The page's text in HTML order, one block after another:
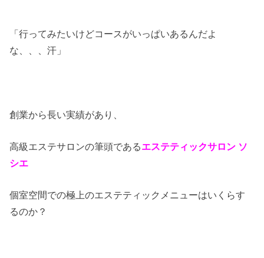
「行ってみたいけどコースがいっぱいあるんだよ
な、、、汗」
創業から長い実績があり、
高級エステサロンの筆頭であるエステティックサロン ソ
シエ
個室空間での極上のエステティックメニューはいくらす
るのか？